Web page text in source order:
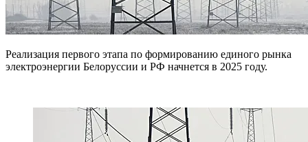
Реализация первого этапа по формированию единого рынка
электроэнергии Белоруссии и РФ начнется в 2025 году.